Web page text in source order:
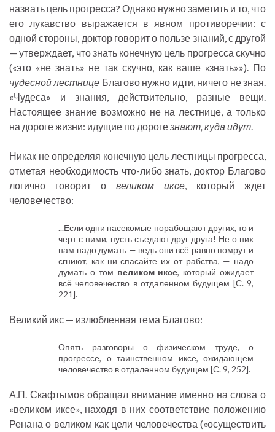
назвать цель прогресса? Однако нужно заметить и то, что
его лукавство выражается в явном противоречии: с
одной стороны, доктор говорит о пользе знаний, с другой
— утверждает, что знать конечную цель прогресса скучно
(«это «не знать» не так скучно, как ваше «знать»»). По
чудесной лестнице Благово нужно идти, ничего не зная.
«Чудеса» и знания, действительно, разные вещи.
Настоящее знание возможно не на лестнице, а только
на дороге жизни: идущие по дорогезнают, куда идут.
Никак не определяя конечную цель лестницы прогресса,
отметая необходимость что-либо знать, доктор Благово
логично говорит о великом иксе, который ждет
человечество:
...Если одни насекомые порабощают других, то и
черт с ними, пусть съедают друг друга! Не о них
нам надо думать — ведь они всё равно помрут и
сгниют, как ни спасайте их от рабства, — надо
думать о том великом иксе, который ожидает
всё человечество в отдаленном будущем [С. 9,
221].
Великий икс — излюбленная тема Благово:
Опять разговоры о физическом труде, о
прогрессе, о таинственном иксе, ожидающем
человечество в отдаленном будущем [С. 9, 252].
А.П. Скафтымов обращал внимание именно на слова о
«великом иксе», находя в них соответствие положению
Ренана о великом как цели человечества («осуществить